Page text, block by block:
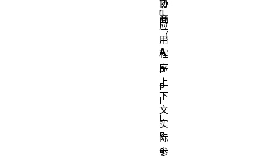
协
商
（
A
p
p
l
i
c
a
ri
应
用
程
序
上
下
文
实
际
参